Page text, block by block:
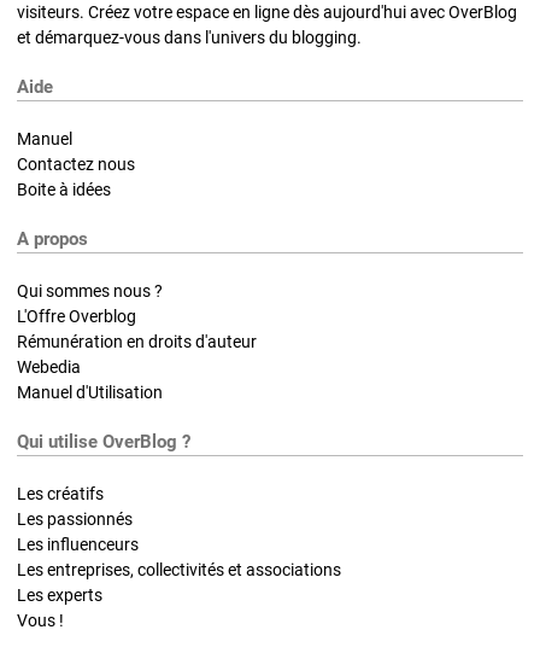
visiteurs. Créez votre espace en ligne dès aujourd'hui avec OverBlog
et démarquez-vous dans l'univers du blogging.
Aide
Manuel
Contactez nous
Boite à idées
A propos
Qui sommes nous ?
L'Offre Overblog
Rémunération en droits d'auteur
Webedia
Manuel d'Utilisation
Qui utilise OverBlog ?
Les créatifs
Les passionnés
Les influenceurs
Les entreprises, collectivités et associations
Les experts
Vous !